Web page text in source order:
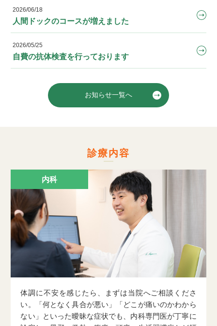
2026/06/18
人間ドックのコースが増えました
2026/05/25
自費の抗体検査を行っております
お知らせ一覧へ
診療内容
体調に不安を感じたら、まずは当院へご相談くださ
い。「何となく具合が悪い」「どこが痛いのかわから
ない」といった曖昧な症状でも、内科専門医が丁寧に
内科